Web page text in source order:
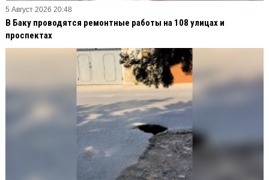
5 Август 2026 20:48
В Баку проводятся ремонтные работы на 108 улицах и
проспектах